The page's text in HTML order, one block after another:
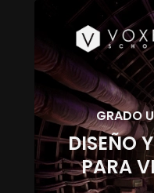
GRADO
DISEÑO
PARA